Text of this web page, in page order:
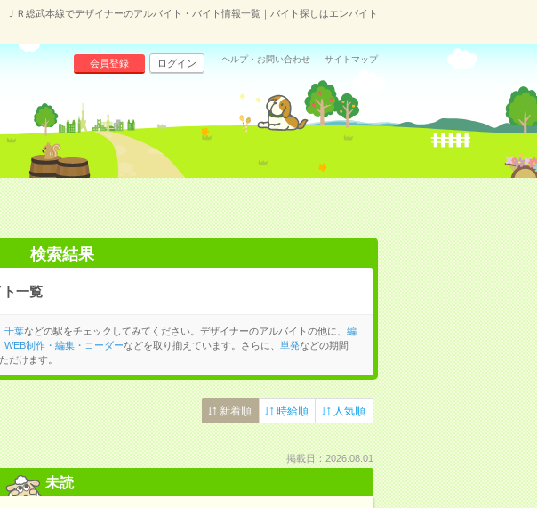
ＪＲ総武本線でデザイナーのアルバイト・バイト情報一覧｜バイト探しはエンバイト
会員登録 ログイン ヘルプ・お問い合わせ サイトマップ
検索結果
一覧
千葉などの駅をチェックしてみてください。デザイナーのアルバイトの他に、 編
WEB制作・編集・コーダーなどを取り揃えています。さらに、 単発などの期間
だけます。
新着順 時給順 人気順
掲載日：2026.08.01
未読